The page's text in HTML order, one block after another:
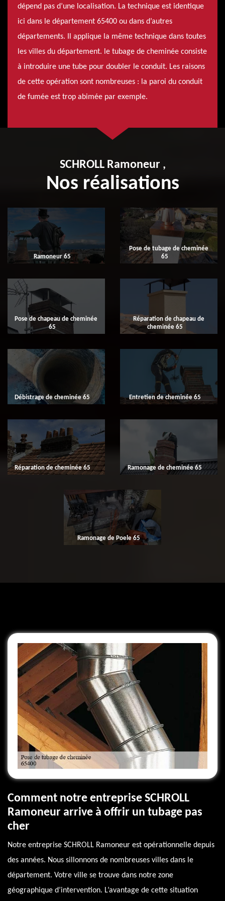
dépend pas d’une localisation. La technique est identique
ici dans le département 65400 ou dans d’autres
départements. Il applique la même technique dans toutes
les villes du département. le tubage de cheminée consiste
à introduire une tube pour doubler le conduit. Les raisons
de cette opération sont nombreuses : la paroi du conduit
de fumée est trop abimée par exemple.
SCHROLL Ramoneur ,
Nos réalisations
Ramoneur 65
Pose de tubage de cheminée
65
Pose de chapeau de cheminée
65
Réparation de chapeau de
cheminée 65
Débistrage de cheminée 65 Entretien de cheminée 65
Réparation de cheminée 65 Ramonage de cheminée 65
Ramonage de Poele 65
Comment notre entreprise SCHROLL
Ramoneur arrive à offrir un tubage pas
cher
Notre entreprise SCHROLL Ramoneur est opérationnelle depuis
des années. Nous sillonnons de nombreuses villes dans le
département. Votre ville se trouve dans notre zone
géographique d’intervention. L’avantage de cette situation